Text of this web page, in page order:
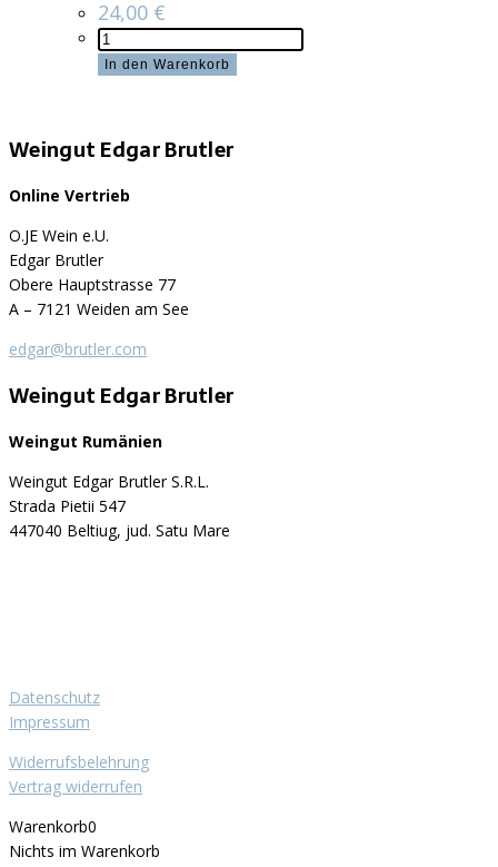
24,00 €
Gisela
2023
In den Warenkorb
Weingut Edgar Brutler
Online Vertrieb
O.JE Wein e.U.
Edgar Brutler
Obere Hauptstrasse 77
A – 7121 Weiden am See
edgar@brutler.com
Weingut Edgar Brutler
Weingut Rumänien
Weingut Edgar Brutler S.R.L.
Strada Pietii 547
447040 Beltiug, jud. Satu Mare
Datenschutz
Impressum
Widerrufsbelehrung
Vertrag widerrufen
Warenkorb0
Nichts im Warenkorb